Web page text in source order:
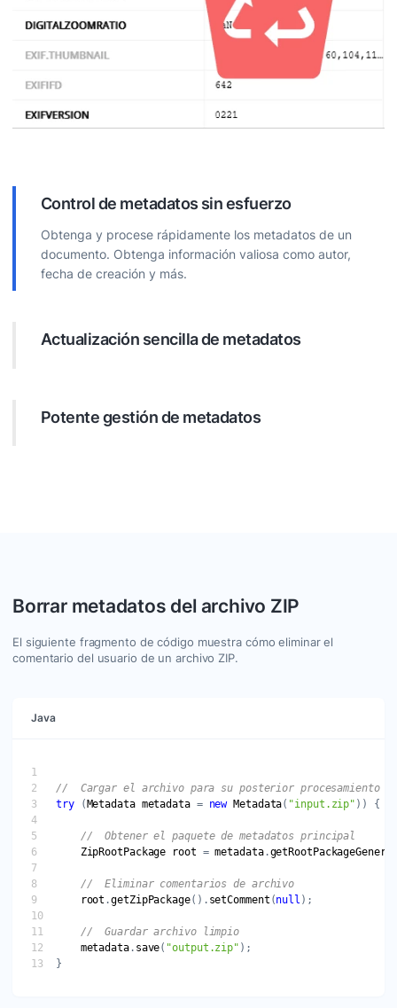
Control de metadatos sin esfuerzo
Obtenga y procese rápidamente los metadatos de un
documento. Obtenga información valiosa como autor,
fecha de creación y más.
Actualización sencilla de metadatos
capacidad de búsqueda e información precisa.
Potente gestión de metadatos
Borrar metadatos del archivo ZIP
El siguiente fragmento de código muestra cómo eliminar el
comentario del usuario de un archivo ZIP.
Java
//  Cargar el archivo para su posterior procesamiento
try (Metadata metadata = new Metadata( "input.zip"
ZipRootPackage
root = metadata.
root .getZipPackage(). setComment (null
metadata. save( "output.zip"